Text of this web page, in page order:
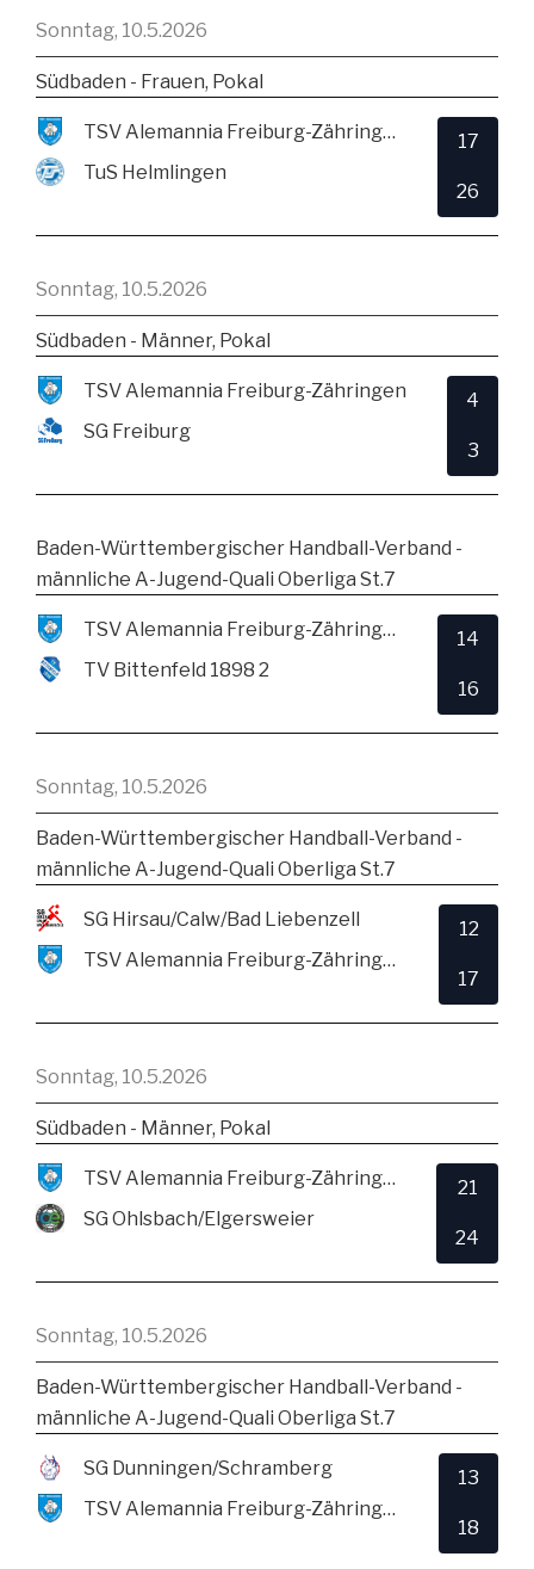
Sonntag, 10.5.2026
Südbaden - Frauen, Pokal
TSV Alemannia Freiburg-Zähringen
TuS Helmlingen
17
26
Sonntag, 10.5.2026
Südbaden - Männer, Pokal
TSV Alemannia Freiburg-Zähringen
SG Freiburg
4
3
Baden-Württembergischer Handball-Verband -
männliche A-Jugend-Quali Oberliga St.7
TSV Alemannia Freiburg-Zähringen
TV Bittenfeld 1898 2
14
16
Sonntag, 10.5.2026
Baden-Württembergischer Handball-Verband -
männliche A-Jugend-Quali Oberliga St.7
SG Hirsau/Calw/Bad Liebenzell
TSV Alemannia Freiburg-Zähringen
12
17
Sonntag, 10.5.2026
Südbaden - Männer, Pokal
TSV Alemannia Freiburg-Zähringen
SG Ohlsbach/Elgersweier
21
24
Sonntag, 10.5.2026
Baden-Württembergischer Handball-Verband -
männliche A-Jugend-Quali Oberliga St.7
SG Dunningen/Schramberg
TSV Alemannia Freiburg-Zähringen
13
18